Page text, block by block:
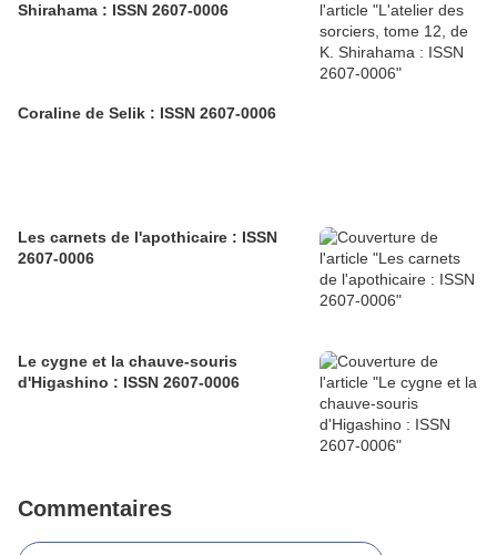
Shirahama : ISSN 2607-0006
Coraline de Selik : ISSN 2607-0006
Les carnets de l'apothicaire : ISSN
2607-0006
Le cygne et la chauve-souris
d'Higashino : ISSN 2607-0006
Commentaires